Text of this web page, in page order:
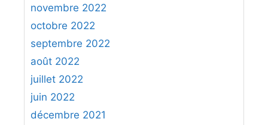
novembre 2022
octobre 2022
septembre 2022
août 2022
juillet 2022
juin 2022
décembre 2021